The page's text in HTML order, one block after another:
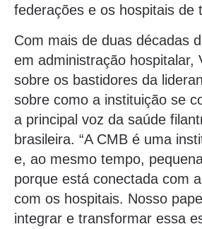
federações e os hospitais de
Com mais de duas décadas
em administração hospitalar,
sobre os bastidores da
sobre como a instituição se
a principal voz da saúde
brasileira. “A CMB é uma
e, ao mesmo tempo,
porque está conectada com
com os hospitais. Nosso
integrar e transformar essa